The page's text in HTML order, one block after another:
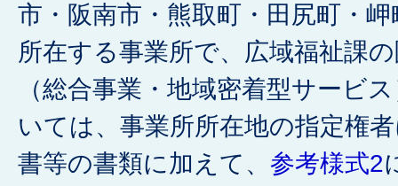
市・阪南市・熊取町・田尻町・
所在する事業所で、広域福祉課
（総合事業・地域密着型サービ
いては、事業所所在地の指定権
書等の書類に加えて、 参考様式2